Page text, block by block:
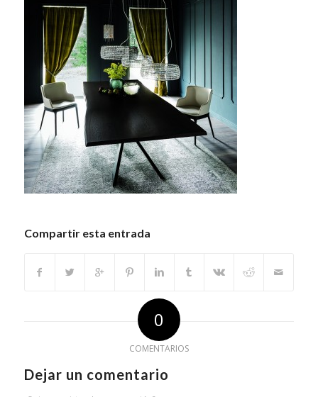
Compartir esta entrada
0
COMENTARIOS
Dejar un comentario